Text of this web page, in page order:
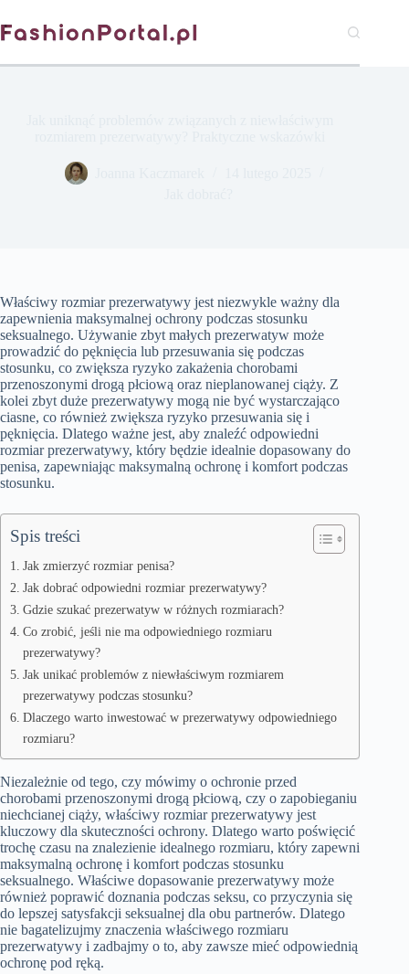
do
treści
Właściwy rozmiar prezerwatywy jest niezwykle ważny dla
zapewnienia maksymalnej ochrony podczas stosunku
seksualnego. Używanie zbyt małych prezerwatyw może
prowadzić do pęknięcia lub przesuwania się podczas
stosunku, co zwiększa ryzyko zakażenia chorobami
przenoszonymi drogą płciową oraz nieplanowanej ciąży. Z
kolei zbyt duże prezerwatywy mogą nie być wystarczająco
ciasne, co również zwiększa ryzyko przesuwania się i
pęknięcia. Dlatego ważne jest, aby znaleźć odpowiedni
rozmiar prezerwatywy, który będzie idealnie dopasowany do
penisa, zapewniając maksymalną ochronę i komfort podczas
stosunku.
Spis treści
Jak zmierzyć rozmiar penisa?
Jak dobrać odpowiedni rozmiar prezerwatywy?
Gdzie szukać prezerwatyw w różnych rozmiarach?
Co zrobić, jeśli nie ma odpowiedniego rozmiaru
prezerwatywy?
Jak unikać problemów z niewłaściwym rozmiarem
prezerwatywy podczas stosunku?
Dlaczego warto inwestować w prezerwatywy odpowiedniego
rozmiaru?
Niezależnie od tego, czy mówimy o ochronie przed
chorobami przenoszonymi drogą płciową, czy o zapobieganiu
niechcianej ciąży, właściwy rozmiar prezerwatywy jest
kluczowy dla skuteczności ochrony. Dlatego warto poświęcić
trochę czasu na znalezienie idealnego rozmiaru, który zapewni
maksymalną ochronę i komfort podczas stosunku
seksualnego. Właściwe dopasowanie prezerwatywy może
również poprawić doznania podczas seksu, co przyczynia się
do lepszej satysfakcji seksualnej dla obu partnerów. Dlatego
nie bagatelizujmy znaczenia właściwego rozmiaru
prezerwatywy i zadbajmy o to, aby zawsze mieć odpowiednią
ochronę pod ręką.